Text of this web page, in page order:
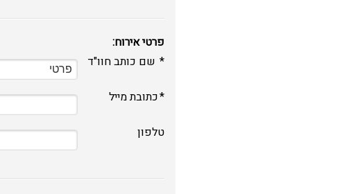
פרטי אירוח:
שם כותב חוו"ד
כתובת מייל
טלפון